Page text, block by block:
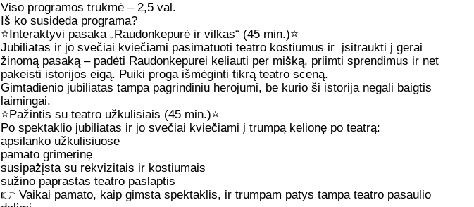
Viso programos trukmė–2,5 val.
Iš ko susideda programa?
⭐Interaktyvi pasaka „Raudonkepurė ir vilkas“ (45 min.)⭐
Jubiliatas ir jo svečiai kviečiami pasimatuoti teatro kostiumus ir įsitraukti į gerai
žinomą pasaką – padėti Raudonkepurei keliauti per mišką, priimti sprendimus ir net
pakeisti istorijos eigą. Puiki proga išmėginti tikrą teatro sceną.
Gimtadienio jubiliatas tampa pagrindiniu herojumi, be kurio ši istorija negali baigtis
laimingai.
⭐Pažintis su teatro užkulisiais (45 min.)⭐
Po spektaklio jubiliatas ir jo svečiai kviečiami į trumpą kelionę po teatrą:
apsilanko užkulisiuose
pamato grimerinę
susipažįsta su rekvizitais ir kostiumais
sužino paprastas teatro paslaptis
👉 Vaikai pamato, kaip gimsta spektaklis, ir trumpam patys tampa teatro pasaulio